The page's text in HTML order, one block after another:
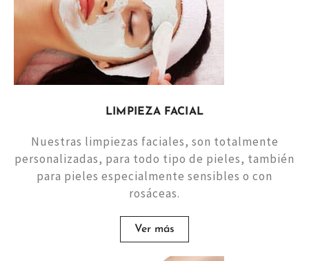
LIMPIEZA FACIAL
Nuestras limpiezas faciales, son totalmente
personalizadas, para todo tipo de pieles, también
para pieles especialmente sensibles o con
rosáceas.
Ver más